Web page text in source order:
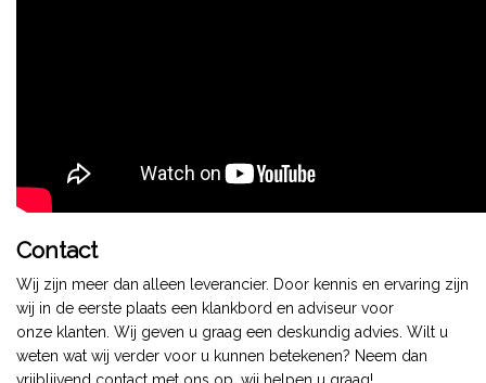
Contact
Wij zijn meer dan alleen leverancier. Door kennis en ervaring zijn
wij in de eerste plaats een klankbord en adviseur voor
onze klanten. Wij geven u graag een deskundig advies. Wilt u
weten wat wij verder voor u kunnen betekenen? Neem dan